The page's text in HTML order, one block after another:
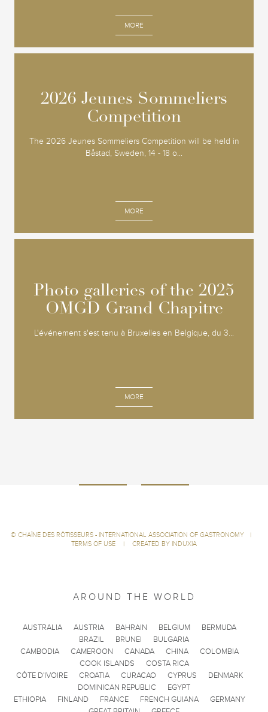
MORE
2026 Jeunes Sommeliers
Competition
The 2026 Jeunes Sommeliers Competition will be held in
Båstad, Sweden, 14 - 18 o...
MORE
2026 Jeunes Sommeliers
Competition
Photo galleries of the 2025
OMGD Grand Chapitre
L'événement s'est tenu à Bruxelles en Belgique, du 3...
MORE
Photo galleries of the 2025
OMGD Grand Chapitre
© CHAÎNE DES RÔTISSEURS - INTERNATIONAL ASSOCIATION OF GASTRONOMY
|
TERMS OF USE
| CREATED BY INDUXIA
AROUND THE WORLD
AUSTRALIA AUSTRIA BAHRAIN BELGIUM
BERMUDA
BRAZIL
BRUNEI
BULGARIA
CAMBODIA
CAMEROON CANADA CHINA
COLOMBIA
COOK ISLANDS
COSTA RICA
CÔTE D'IVOIRE
CROATIA CURACAO CYPRUS
DENMARK
DOMINICAN REPUBLIC
EGYPT
ETHIOPIA
FINLAND FRANCE FRENCH GUIANA
GERMANY